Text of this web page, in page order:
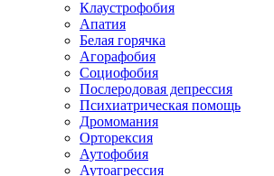
Клаустрофобия
Апатия
Белая горячка
Агорафобия
Социофобия
Послеродовая депрессия
Психиатрическая помощь
Дромомания
Орторексия
Аутофобия
Аутоагрессия